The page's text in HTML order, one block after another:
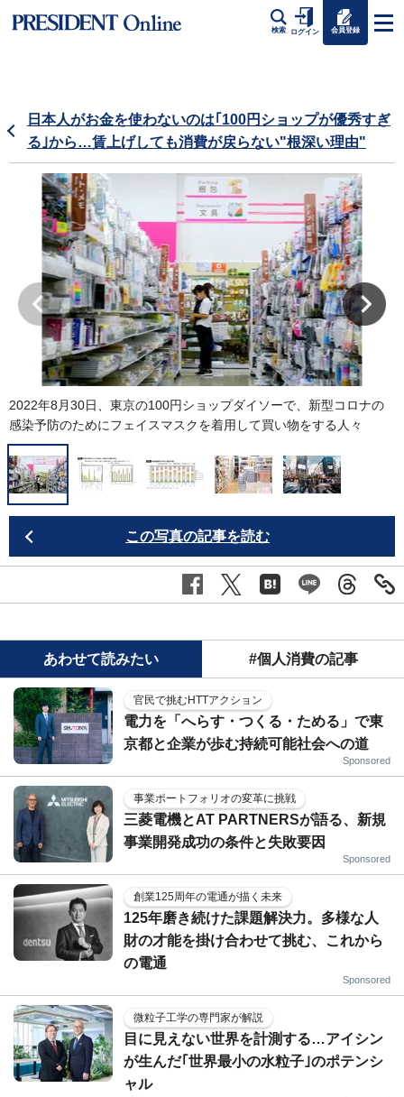
検索 ログイン 会員登録
日本人がお金を使わないのは｢100円ショップが優秀すぎ
る｣から…賃上げしても消費が戻らない"根深い理由"
2022年8月30日、東京の100円ショップダイソーで、新型コロナの
感染予防のためにフェイスマスクを着用して買い物をする人々
この写真の記事を読む
あわせて読みたい #個人消費の記事
官民で挑むHTTアクション
電力を「へらす・つくる・ためる」で東
京都と企業が歩む持続可能社会への道
Sponsored
事業ポートフォリオの変革に挑戦
三菱電機とAT PARTNERSが語る、新規
事業開発成功の条件と失敗要因
Sponsored
創業125周年の電通が描く未来
125年磨き続けた課題解決力。多様な人
財の才能を掛け合わせて挑む、これから
の電通
Sponsored
微粒子工学の専門家が解説
目に見えない世界を計測する…アイシン
が生んだ｢世界最小の水粒子｣のポテンシ
ャル